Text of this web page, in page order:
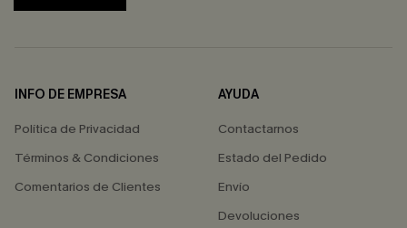
INFO DE EMPRESA
Política de Privacidad
Términos & Condiciones
Comentarios de Clientes
AYUDA
Contactarnos
Estado del Pedido
Envío
Devoluciones